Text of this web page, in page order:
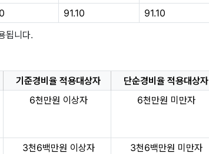
91.10
91.10
됩니다.
기준경비율 적용대상자 단순경비율 적용대상자
6천만원 이상자 6천만원 미만자
3천6백만원 이상자 3천6백만원 미만자